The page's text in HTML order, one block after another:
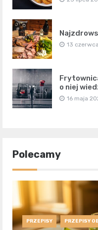
13
o niej
16 maja
Polecamy
PRZEPISY PRZEPISY